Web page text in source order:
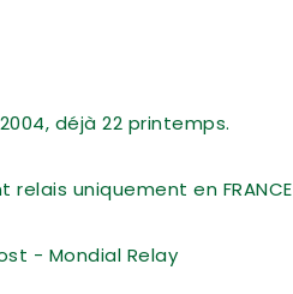
déjà 22 printemps.
uniquement en FRANCE
- Mondial Relay